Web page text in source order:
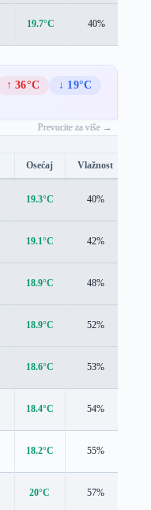
19.7°C 40%
↑ 36°C
↓ 19°C
Prevucite za više →
Osećaj Vlažnost
19.3°C 40%
19.1°C 42%
18.9°C 48%
18.9°C 52%
18.6°C 53%
18.4°C 54%
18.2°C 55%
20°C 57%